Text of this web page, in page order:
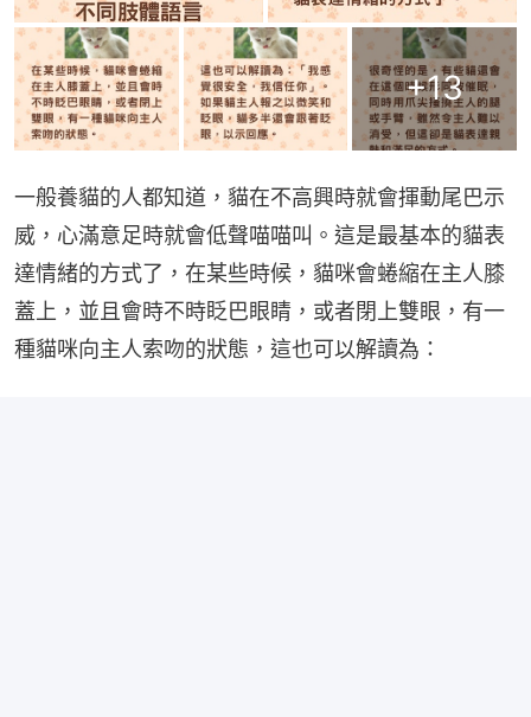
+13
一般養貓的人都知道，貓在不高興時就會揮動尾巴示
威，心滿意足時就會低聲喵喵叫。這是最基本的貓表
達情緒的方式了，在某些時候，貓咪會蜷縮在主人膝
蓋上，並且會時不時眨巴眼睛，或者閉上雙眼，有一
種貓咪向主人索吻的狀態，這也可以解讀為：